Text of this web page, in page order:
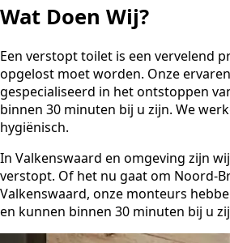
Wat Doen Wij?
Een verstopt toilet is een vervelend
opgelost moet worden. Onze
gespecialiseerd in het ontstoppen
binnen 30 minuten bij u zijn. We
hygiënisch.
In Valkenswaard en omgeving zijn
verstopt. Of het nu gaat om Noord-
Valkenswaard, onze monteurs
en kunnen binnen 30 minuten bij u